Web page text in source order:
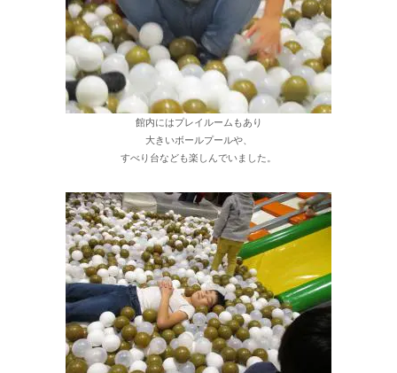
館内にはプレイルームもあり
大きいボールプールや、
すべり台なども楽しんでいました。